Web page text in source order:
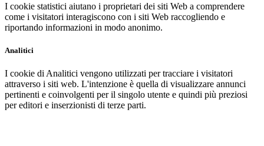
I cookie statistici aiutano i proprietari dei siti Web a comprendere
come i visitatori interagiscono con i siti Web raccogliendo e
riportando informazioni in modo anonimo.
Analitici
I cookie di Analitici vengono utilizzati per tracciare i visitatori
attraverso i siti web. L'intenzione è quella di visualizzare annunci
pertinenti e coinvolgenti per il singolo utente e quindi più preziosi
per editori e inserzionisti di terze parti.